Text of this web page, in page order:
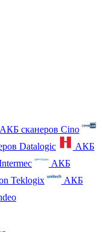
АКБ сканеров Cino
Datalogic
АКБ
АКБ
Teklogix
АКБ